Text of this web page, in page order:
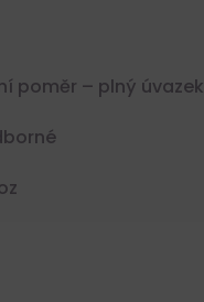
poměr – plný úvazek